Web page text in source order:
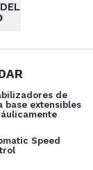
de
base extensibles
Speed